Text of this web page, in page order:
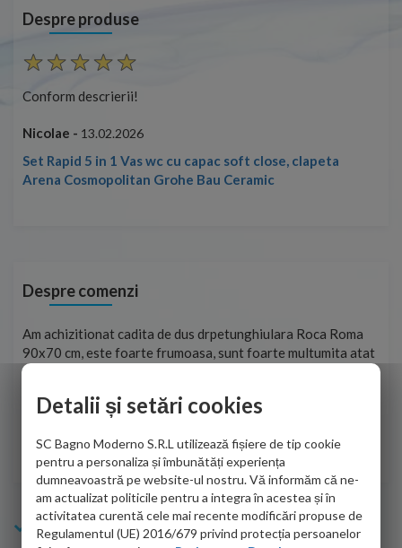
Despre produse
Conform descrierii!
Nicolae - 13.02.2026
Set Rapid 5 in 1 Vas wc cu capac soft close, clapeta
Arena Cosmopolitan Grohe Bau Ceramic
Despre comenzi
Am achizitionat cadita de dus drpetunghiulara Roca Roma
90x70 cm, este foarte frumoasa, sunt foarte multumita atat
de personalul firmei dvs. cu care am colaborat in obtinerea
adus coletul in siguranta.Numai bine, va doresc!
Sofrone Viviana -28.07.2026
Info Bagno
Detalii și setări cookies
SC Bagno Moderno S.R.L utilizează fișiere de tip cookie
pentru a personaliza și îmbunătăți experiența
dumneavoastră pe website-ul nostru. Vă informăm că ne-
am actualizat politicile pentru a integra în acestea și în
activitatea curentă cele mai recente modificări propuse de
Regulamentul (UE) 2016/679 privind protecția persoanelor